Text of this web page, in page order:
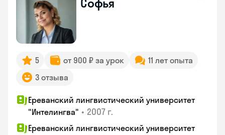
Софья
5 от 900 ₽ за урок
11 лет опыта
3 отзыва
Ереванский лингвистический университет
"Интелингва" • 2007 г.
Ереванский лингвистический университет